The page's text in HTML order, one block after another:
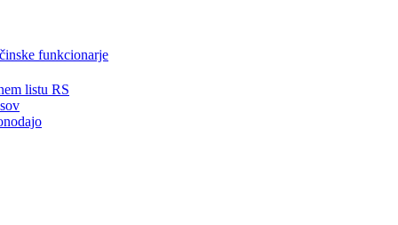
funkcionarje
listu RS